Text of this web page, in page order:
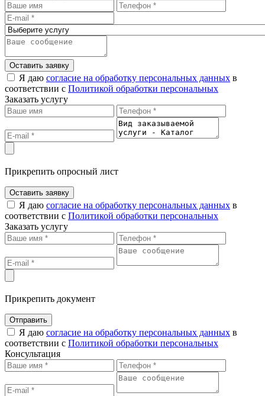
Оставить заявку
Я даю согласие на обработку персональных данных в
соответствии с Политикой обработки персональных
Заказать услугу
Прикрепить опросный лист
Оставить заявку
Я даю согласие на обработку персональных данных в
соответствии с Политикой обработки персональных
Заказать услугу
Прикрепить документ
Отправить
Я даю согласие на обработку персональных данных в
соответствии с Политикой обработки персональных
Консультация